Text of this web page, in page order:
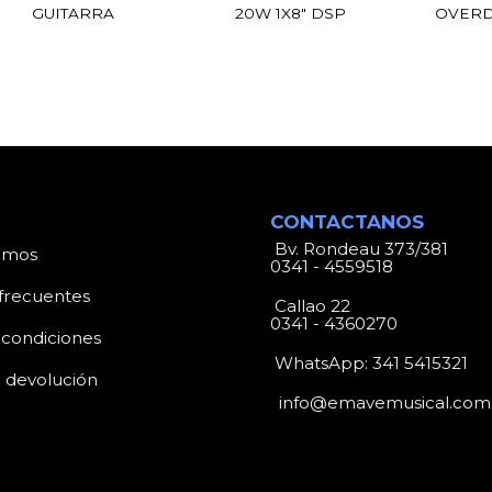
GUITARRA
20W 1X8″ DSP
devolución
CONTACTANOS
Bv. Rondeau 373/381
0341 - 4559518
Callao 22
0341 - 4360270
WhatsApp:341 5415321
info@emavemusical.com